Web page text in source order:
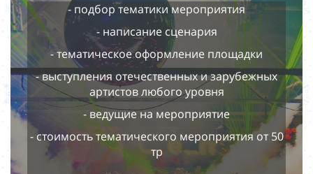
- подбор тематики мероприятия
- написание сценария
- тематическое оформление площадки
- выступления отечественных и зарубежных
артистов любого уровня
- ведущие на мероприятие
- стоимость тематического мероприятия от 50
тр